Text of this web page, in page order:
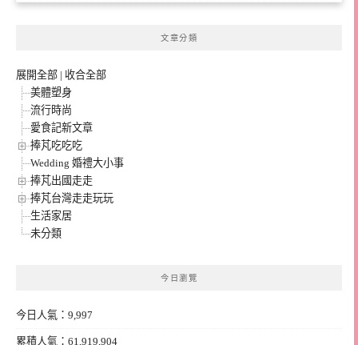
文章分類
展開全部 | 收合全部
美體塑身
流行時尚
愛食記新文章
捧芃吃吃吃
Wedding 婚禮大小事
捧芃出國走走
捧芃台灣走走玩玩
生活家居
未分類
今日瀏覽
今日人氣：9,997
累積人氣：61,919,904